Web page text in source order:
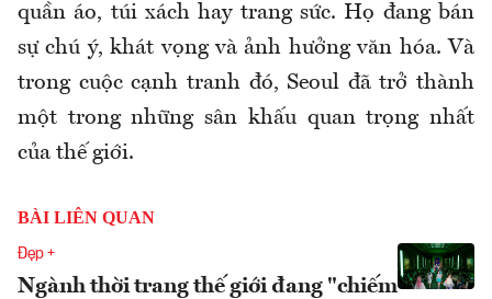
quần áo, túi xách hay trang sức. Họ đang bán
sự chú ý, khát vọng và ảnh hưởng văn hóa. Và
trong cuộc cạnh tranh đó, Seoul đã trở thành
một trong những sân khấu quan trọng nhất
của thế giới.
BÀI LIÊN QUAN
Đẹp +
Ngành thời trang thế giới đang "chiếm